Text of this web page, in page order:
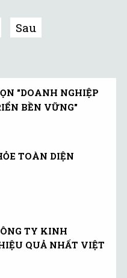
phóng tên lửa của
Sau
"DOANH NGHIỆP
BỀN VỮNG"
TOÀN DIỆN
TY KINH
QUẢ NHẤT VIỆT